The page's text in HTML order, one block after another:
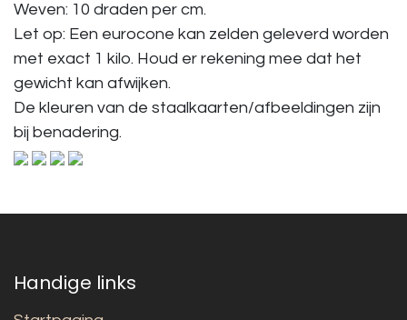
Weven: 10 draden per cm.
Let op: Een eurocone kan zelden geleverd worden
met exact 1 kilo. Houd er rekening mee dat het
gewicht kan afwijken.
De kleuren van de staalkaarten/afbeeldingen zijn
bij benadering.
Handige links